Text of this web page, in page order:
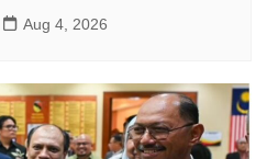
Aug 4, 2026